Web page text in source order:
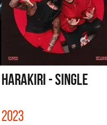
HARAKIRI - SINGLE
2023